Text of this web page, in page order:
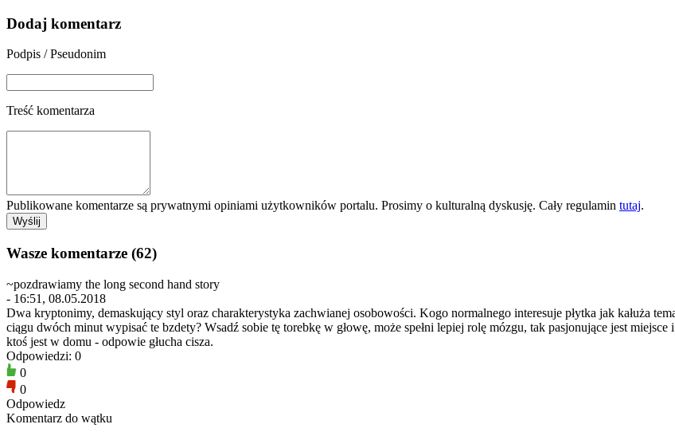
Dodaj komentarz
Podpis / Pseudonim
Treść komentarza
Publikowane komentarze są prywatnymi opiniami użytkowników portalu. Prosimy o kulturalną dyskusję. Cały regulamin tutaj.
Wasze komentarze (62)
~pozdrawiamy the long second hand story
- 16:51, 08.05.2018
Dwa kryptonimy, demaskujący styl oraz charakterystyka zachwianej osobowości. Kogo normalnego interesuje płytka jak kałuża
ciągu dwóch minut wypisać te bzdety? Wsadź sobie tę torebkę w głowę, może spełni lepiej rolę mózgu, tak pasjonujące jest
ktoś jest w domu - odpowie głucha cisza.
Odpowiedzi: 0
0
0
Odpowiedz
Komentarz do wątku